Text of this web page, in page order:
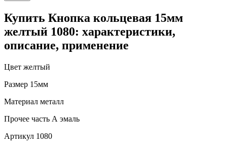
Купить Кнопка кольцевая 15мм
желтый 1080: характеристики,
описание, применение
Цвет желтый
Размер 15мм
Материал металл
Прочее часть А эмаль
Артикул 1080